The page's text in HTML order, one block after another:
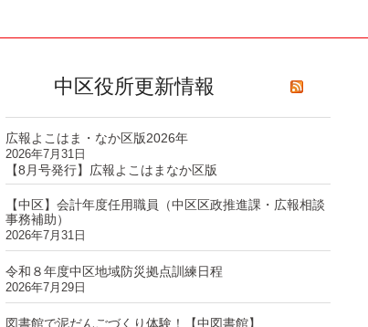
中区役所更新情報
広報よこはま・なか区版2026年
2026年7月31日
【8月号発行】広報よこはまなか区版
【中区】会計年度任用職員（中区区政推進課・広報相談
事務補助）
2026年7月31日
令和８年度中区地域防災拠点訓練日程
2026年7月29日
図書館で泥だんごづくり体験！【中図書館】